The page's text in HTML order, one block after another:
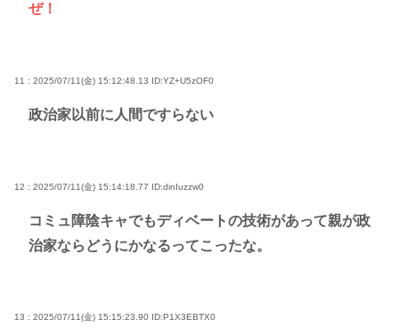
ぜ！
11 : 2025/07/11(金) 15:12:48.13 ID:YZ+U5zOF0
政治家以前に人間ですらない
12 : 2025/07/11(金) 15:14:18.77 ID:dinIuzzw0
コミュ障陰キャでもディベートの技術があって親が政
治家ならどうにかなるってこったな。
13 : 2025/07/11(金) 15:15:23.90 ID:P1X3EBTX0